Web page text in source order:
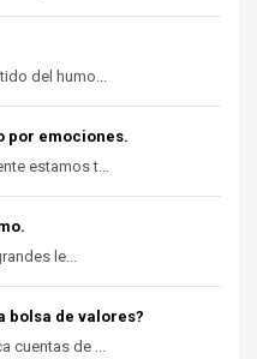
del humo...
por emociones.
estamos t...
le...
bolsa de valores?
cuentas de ...